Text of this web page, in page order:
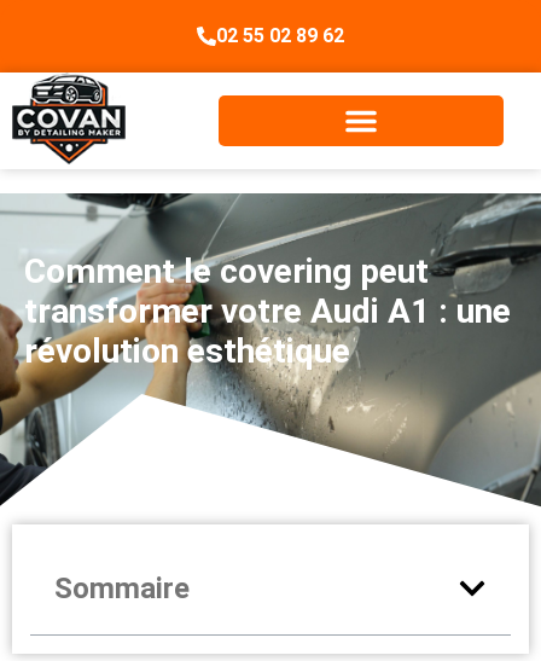
02 55 02 89 62
Comment le covering peut
transformer votre Audi A1 : une
révolution esthétique
Sommaire